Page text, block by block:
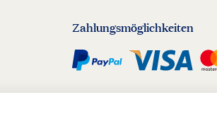
Zahlungsmöglichkeiten